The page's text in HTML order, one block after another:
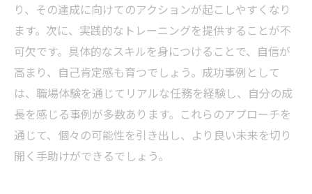
り、その達成に向けてのアクションが起こしやすくなり
ます。次に、実践的なトレーニングを提供することが不
可欠です。具体的なスキルを身につけることで、自信が
高まり、自己肯定感も育つでしょう。成功事例として
は、職場体験を通じてリアルな任務を経験し、自分の成
長を感じる事例が多数あります。これらのアプローチを
通じて、個々の可能性を引き出し、より良い未来を切り
開く手助けができるでしょう。